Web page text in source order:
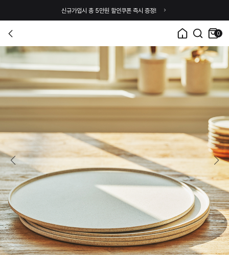
신규가입시 총 5만원 할인쿠폰 즉시 증정!
0